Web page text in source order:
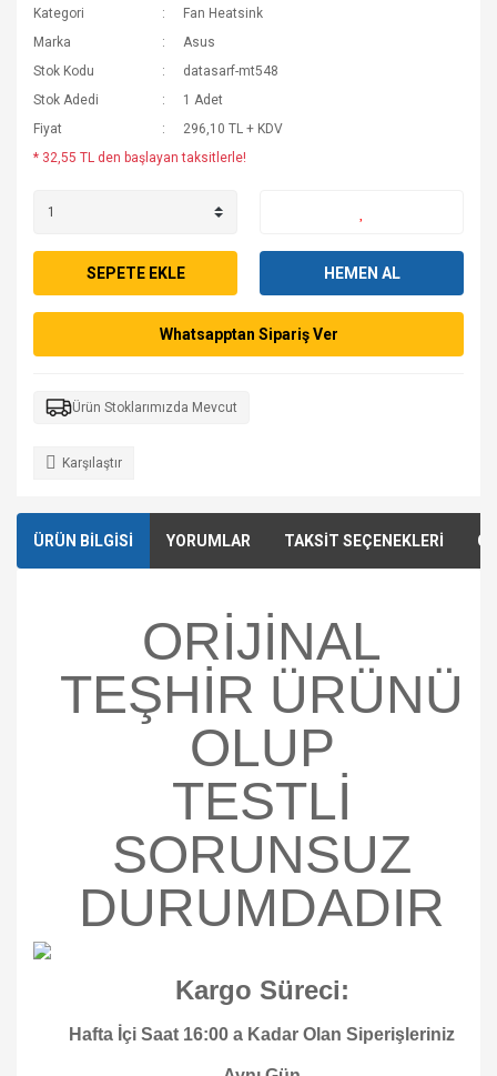
Kategori
Fan Heatsink
Marka
Asus
Stok Kodu
datasarf-mt548
Stok Adedi
1 Adet
Fiyat
296,10 TL + KDV
* 32,55 TL den başlayan taksitlerle!
SEPETE EKLE HEMEN AL
Whatsapptan Sipariş Ver
Ürün Stoklarımızda Mevcut
Karşılaştır
ÜRÜN BİLGİSİ YORUMLAR TAKSİT SEÇENEKLERİ
ORİJİNAL
TEŞHİR ÜRÜNÜ
OLUP
TESTLİ
SORUNSUZ
DURUMDADIR
Kargo Süreci:
Hafta İçi Saat 16:00 a Kadar Olan Siperişleriniz